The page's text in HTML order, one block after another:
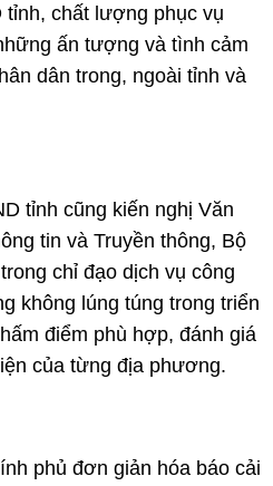
chất lượng phục vụ
ấn tượng và tình cảm
dân trong, ngoài tỉnh và
tỉnh cũng kiến nghị Văn
tin và Truyền thông, Bộ
chỉ đạo dịch vụ công
không lúng túng trong triển
điểm phù hợp, đánh giá
của từng địa phương.
phủ đơn giản hóa báo cải